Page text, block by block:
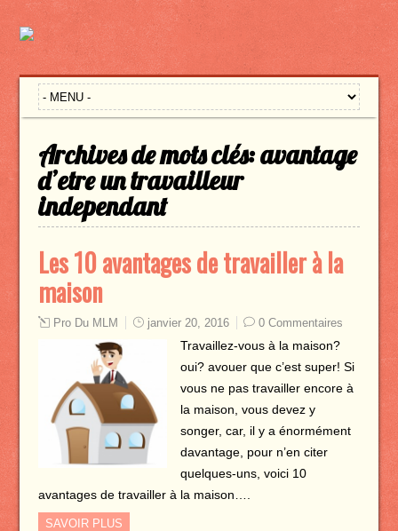
Archives de mots clés:avantage
d’etre un travailleur
independant
Les 10 avantages de travailler à la
maison
Pro Du MLM janvier 20, 2016 0 Commentaires
Travaillez-vous à la maison?
oui? avouer que c’est super! Si
vous ne pas travailler encore à
la maison, vous devez y
songer, car, il y a énormément
davantage, pour n’en citer
quelques-uns, voici 10
avantages de travailler à la maison….
SAVOIR PLUS